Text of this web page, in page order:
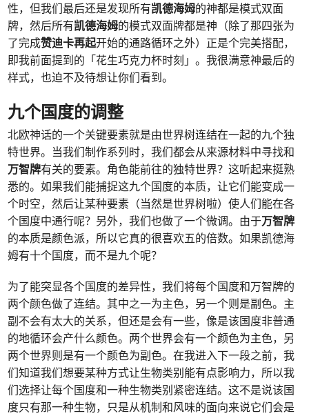
性，但我们最后还是发现所有凯德海姆的神都是模式双面
牌，然后所有凯德海姆的模式双面牌都是神（除了那四张为
了完成赞迪卡再起开始的通路循环之外）正是个完美搭配，
即我前面提到的「花生巧克力杯时刻」。我很满意神最后的
样式，也迫不及待想让你们看到。
九个国度的调整
北欧神话的一个关键要素就是由世界树连结在一起的九个独
特世界。当我们制作系列时，我们都会从来源材料中寻找和
万智牌有关的要素。角色能前往的独特世界？这听起来挺熟
悉的。如果我们能捕捉这九个国度的本质，让它们能变成一
个时空，然后让某种要素（当然是世界树啦）使人们能在各
个国度中通行呢？另外，我们也做了一个微调。由于万智牌
的本质是颜色派，所以它真的很喜欢五的倍数。如果凯德海
姆有十个国度，而不是九个呢？
为了能突显各个国度的差异性，我们将每个国度和万智牌的
两个颜色做了连结。其中之一为主色，另一个则是副色。主
副不会有太大的关系，但还是会有一些，像是该国度非普通
的地循环会产什么颜色。两个世界会有一个颜色为主色，另
两个世界则是有一个颜色为副色。在我进入下一段之前，我
们知道我们想要某种方式让生物类别能有点影响力，所以我
们选择让每个国度和一种生物类别紧密连结。这不是说该国
度只有那一种生物，只是从机制和风味的面向来说它们会是